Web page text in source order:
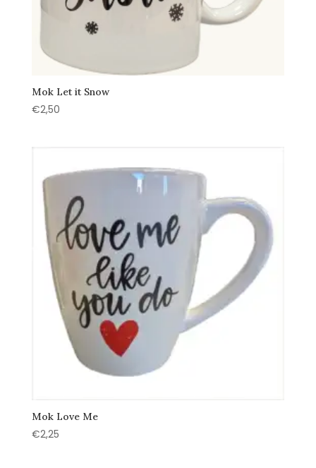
Mok Let it Snow
€2,50
Mok Love Me
€2,25